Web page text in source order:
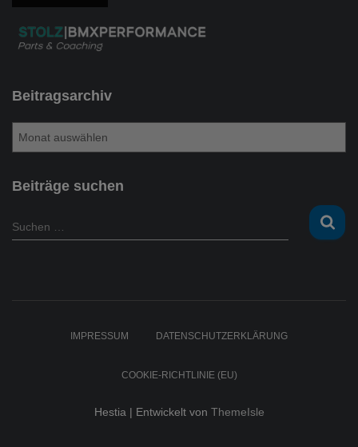
Beitragsarchiv
tBeiträge suchen
S
u
Suchen …
IMPRESSUM DATENSCHUTZERKLÄRUNG
COOKIE-RICHTLINIE (EU)
Hestia | Entwickelt von ThemeIsle